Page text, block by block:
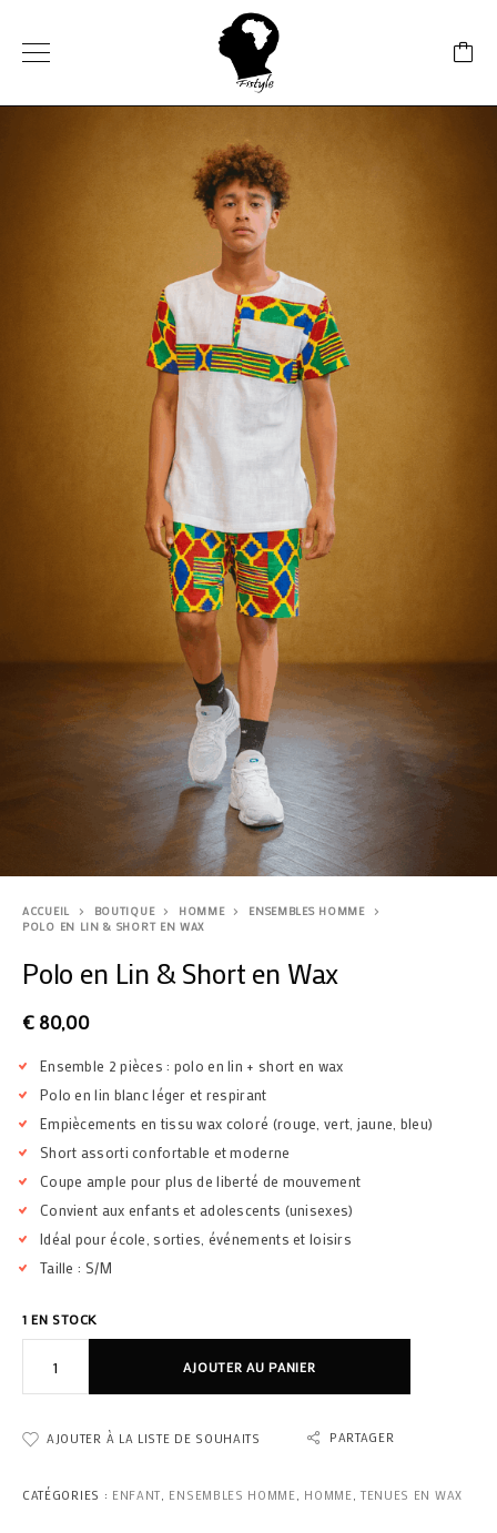
ACCUEIL BOUTIQUE HOMME
ENSEMBLES HOMME
POLO EN LIN & SHORT EN WAX
Polo en Lin & Short en Wax
€80,00
Ensemble 2 pièces : polo en lin + short en wax
Polo en lin blanc léger et respirant
Empiècements en tissu wax coloré (rouge, vert, jaune, bleu)
Short assorti confortable et moderne
Coupe ample pour plus de liberté de mouvement
Convient aux enfants et adolescents (unisexes)
Idéal pour école, sorties, événements et loisirs
Taille : S/M
1 EN STOCK
AJOUTER AU PANIER
AJOUTER À LA LISTE DE SOUHAITS PARTAGER
CATÉGORIES : ENFANT, ENSEMBLES HOMME, HOMME, TENUES EN WAX